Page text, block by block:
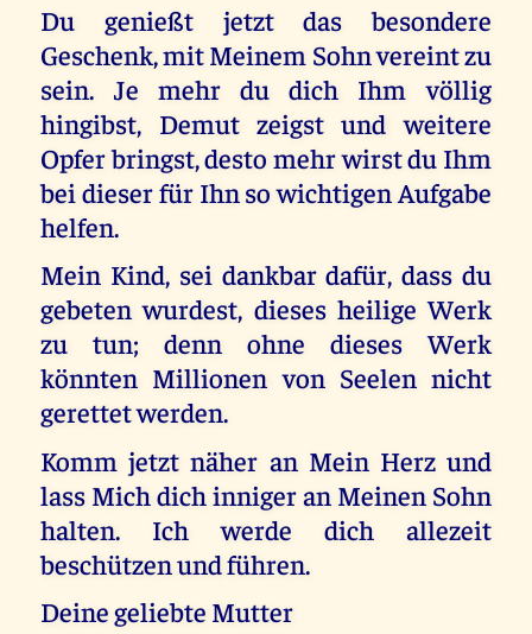
Du genießt jetzt das besondere
Geschenk, mit Meinem Sohn vereint zu
sein. Je mehr du dich Ihm völlig
hingibst, Demut zeigst und weitere
Opfer bringst, desto mehr wirst du Ihm
bei dieser für Ihn so wichtigen Aufgabe
helfen.
Mein Kind, sei dankbar dafür, dass du
gebeten wurdest, dieses heilige Werk
zu tun; denn ohne dieses Werk
könnten Millionen von Seelen nicht
gerettet werden.
Komm jetzt näher an Mein Herz und
lass Mich dich inniger an Meinen Sohn
halten. Ich werde dich allezeit
beschützen und führen.
Deine geliebte Mutter